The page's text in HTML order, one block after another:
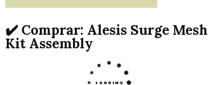
✔️ Comprar: Alesis Surge Mesh
Kit Assembly